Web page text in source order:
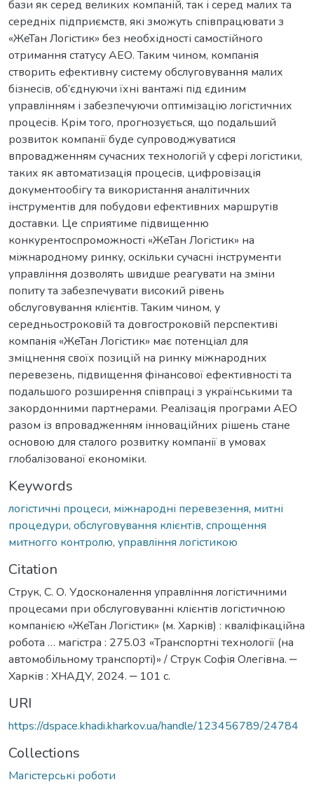
бази як серед великих компаній, так і серед малих та
середніх підприємств, які зможуть співпрацювати з
«ЖеТан Логістик» без необхідності самостійного
отримання статусу АЕО. Таким чином, компанія
створить ефективну систему обслуговування малих
бізнесів, об’єднуючи їхні вантажі під єдиним
управлінням і забезпечуючи оптимізацію логістичних
процесів. Крім того, прогнозується, що подальший
розвиток компанії буде супроводжуватися
впровадженням сучасних технологій у сфері логістики,
таких як автоматизація процесів, цифровізація
документообігу та використання аналітичних
інструментів для побудови ефективних маршрутів
доставки. Це сприятиме підвищенню
конкурентоспроможності «ЖеТан Логістик» на
міжнародному ринку, оскільки сучасні інструменти
управління дозволять швидше реагувати на зміни
попиту та забезпечувати високий рівень
обслуговування клієнтів. Таким чином, у
середньостроковій та довгостроковій перспективі
компанія «ЖеТан Логістик» має потенціал для
зміцнення своїх позицій на ринку міжнародних
перевезень, підвищення фінансової ефективності та
подальшого розширення співпраці з українськими та
закордонними партнерами. Реалізація програми АЕО
разом із впровадженням інноваційних рішень стане
основою для сталого розвитку компанії в умовах
глобалізованої економіки.
Keywords
логістичні процеси, міжнародні перевезення, митні
процедури, обслуговування клієнтів, спрощення
митногго контролю, управління логістикою
Citation
Струк, С. О. Удосконалення управління логістичними
процесами при обслуговуванні клієнтів логістичною
компанією «ЖеТан Логістик» (м. Харків) : кваліфікаційна
робота … магістра : 275.03 «Транспортні технології (на
автомобільному транспорті)» / Струк Софія Олегівна. ‒
Харків : ХНАДУ, 2024. ‒ 101 с.
URI
https://dspace.khadi.kharkov.ua/handle/123456789/24784
Collections
Магістерські роботи